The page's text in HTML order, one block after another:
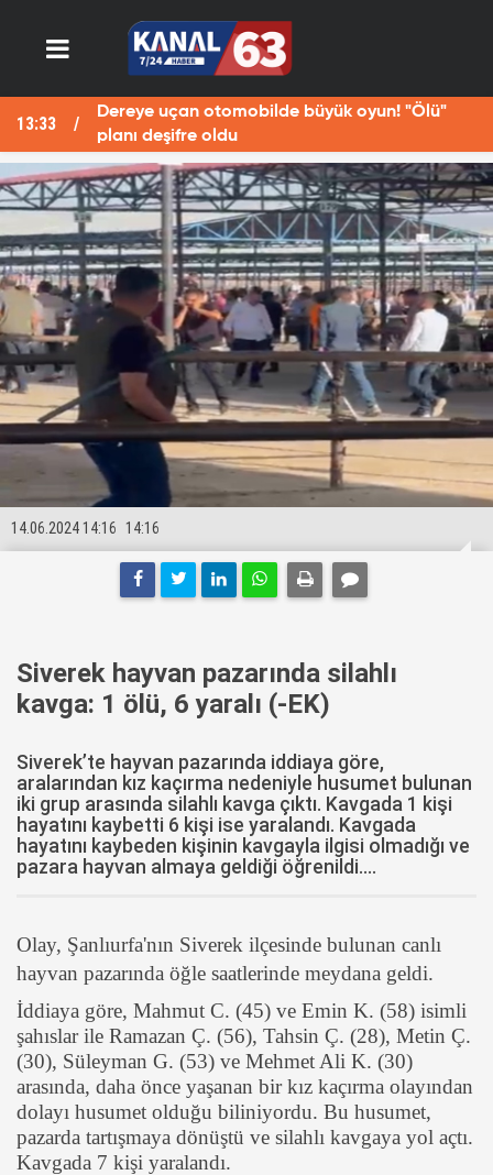
13:33
Dereye uçan otomobilde büyük oyun! "Ölü"
planı deşifre oldu
14:16
14.06.2024 14:16
Siverek hayvan pazarında silahlı
kavga: 1 ölü, 6 yaralı (-EK)
Siverek’te hayvan pazarında iddiaya göre,
aralarından kız kaçırma nedeniyle husumet bulunan
iki grup arasında silahlı kavga çıktı. Kavgada 1 kişi
hayatını kaybetti 6 kişi ise yaralandı. Kavgada
hayatını kaybeden kişinin kavgayla ilgisi olmadığı ve
pazara hayvan almaya geldiği öğrenildi....
Olay, Şanlıurfa'nın Siverek ilçesinde bulunan canlı
hayvan pazarında öğle saatlerinde meydana geldi.
İddiaya göre, Mahmut C. (45) ve Emin K. (58) isimli
şahıslar ile Ramazan Ç. (56), Tahsin Ç. (28), Metin Ç.
(30), Süleyman G. (53) ve Mehmet Ali K. (30)
arasında, daha önce yaşanan bir kız kaçırma olayından
dolayı husumet olduğu biliniyordu. Bu husumet,
pazarda tartışmaya dönüştü ve silahlı kavgaya yol açtı.
Kavgada 7 kişi yaralandı.